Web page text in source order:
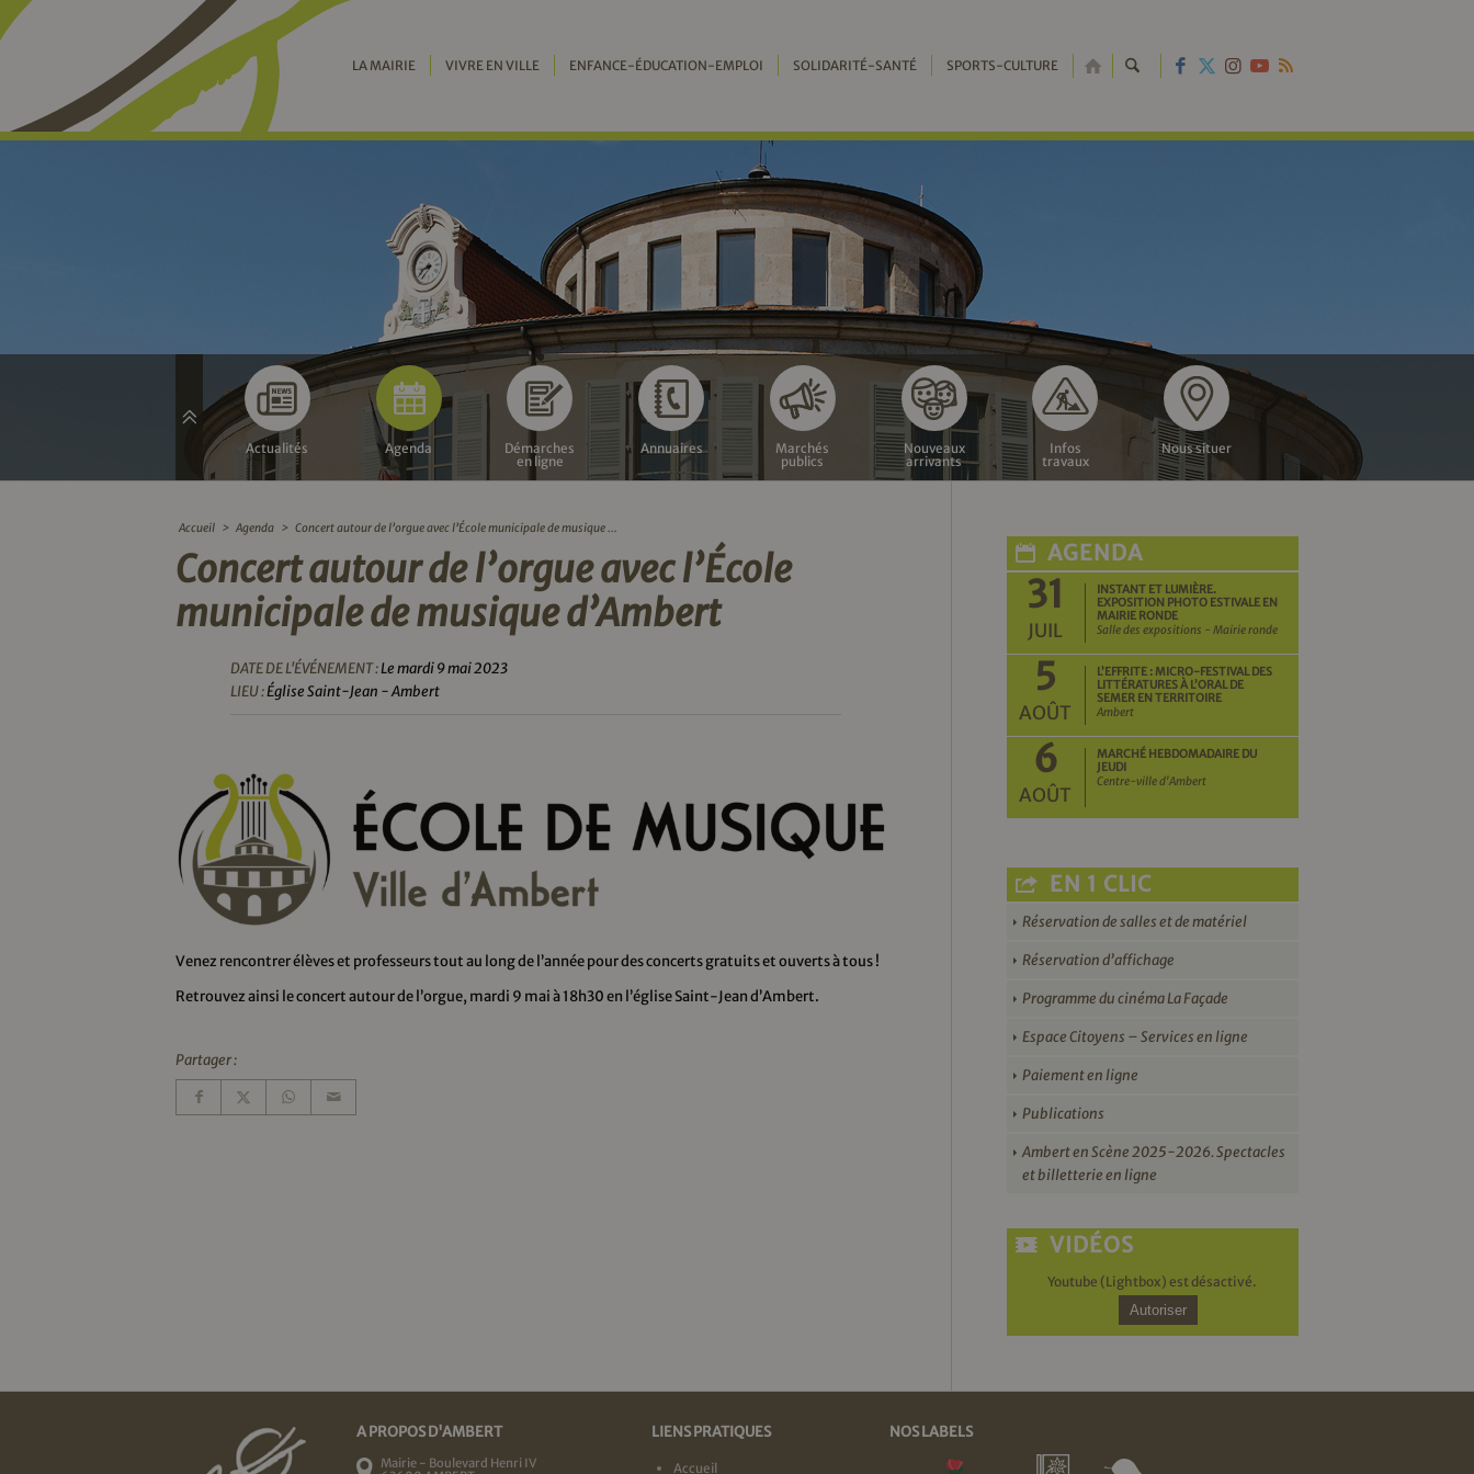
LA MAIRIE VIVRE EN VILLE ENFANCE-ÉDUCATION-EMPLOI SOLIDARITÉ-SANTÉ SPORTS-CULTURE RETOUR
Actualités Agenda
Démarches
en ligne
Annuaires
Marchés
publics
Nouveaux
arrivants
Infos
travaux
Nous situer
Accueil > Agenda > Concert autour de l’orgue avec l’École municipale de musique ...
Concert autour de l’orgue avec l’École
municipale de musique d’Ambert
DATE DE L'ÉVÉNEMENT :Le mardi 9 mai 2023
LIEU :Église Saint-Jean - Ambert
Venez rencontrer élèves et professeurs tout au long de l’année pour des concerts gratuits et ouverts à tous !
Retrouvez ainsi le concert autour de l’orgue, mardi 9 mai à 18h30 en l’église Saint-Jean d’Ambert.
Partager :
AGENDA
31
JUIL
INSTANT ET LUMIÈRE.
EXPOSITION PHOTO ESTIVALE EN
MAIRIE RONDE
Salle des expositions - Mairie ronde
5
AOÛT
L’EFFRITE : MICRO-FESTIVAL DES
LITTÉRATURES À L’ORAL DE
SEMER EN TERRITOIRE
Ambert
6
AOÛT
MARCHÉ HEBDOMADAIRE DU
JEUDI
Centre-ville d'Ambert
EN 1 CLIC
Réservation de salles et de matériel
Réservation d’affichage
Programme du cinéma La Façade
Espace Citoyens – Services en ligne
Paiement en ligne
Publications
Ambert en Scène 2025-2026. Spectacles
et billetterie en ligne
VIDÉOS
Youtube (Lightbox) est désactivé.
Autoriser
A PROPOS D'AMBERT
Mairie - Boulevard Henri IV
LIENS PRATIQUES
Accueil
NOS LABELS